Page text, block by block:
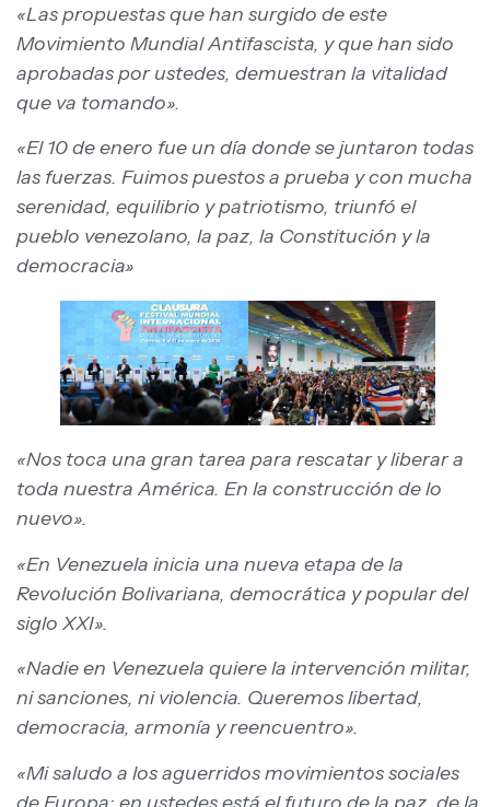
«Las propuestas que han surgido de este
Movimiento Mundial Antifascista, y que han sido
aprobadas por ustedes, demuestran la vitalidad
que va tomando».
«El 10 de enero fue un día donde se juntaron todas
las fuerzas. Fuimos puestos a prueba y con mucha
serenidad, equilibrio y patriotismo, triunfó el
pueblo venezolano, la paz, la Constitución y la
democracia»
«Nos toca una gran tarea para rescatar y liberar a
toda nuestra América. En la construcción de lo
nuevo».
«En Venezuela inicia una nueva etapa de la
Revolución Bolivariana, democrática y popular del
siglo XXI».
«Nadie en Venezuela quiere la intervención militar,
ni sanciones, ni violencia. Queremos libertad,
democracia, armonía y reencuentro».
«Mi saludo a los aguerridos movimientos sociales
de Europa; en ustedes está el futuro de la paz, de la